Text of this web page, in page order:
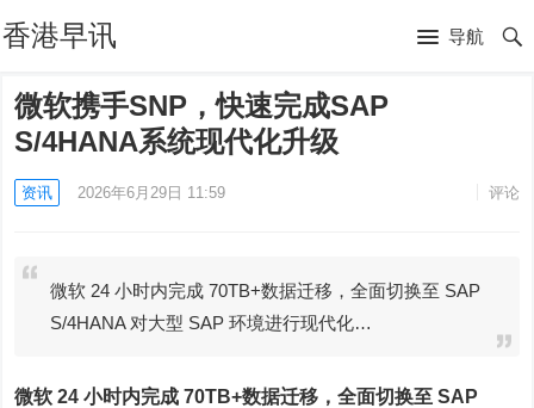
香港早讯 导航
微软携手SNP，快速完成SAP
S/4HANA系统现代化升级
资讯 2026年6月29日 11:59 评论
微软 24 小时内完成 70TB+数据迁移，全面切换至 SAP
S/4HANA 对大型 SAP 环境进行现代化…
微软 24 小时内完成 70TB+数据迁移，全面切换至 SAP